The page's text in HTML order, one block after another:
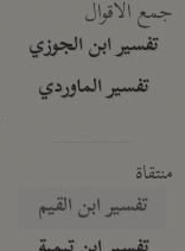
جمع الأقوال
تفسير ابن الجوزي
تفسير الماوردي
منتقاة
تفسير ابن القيم